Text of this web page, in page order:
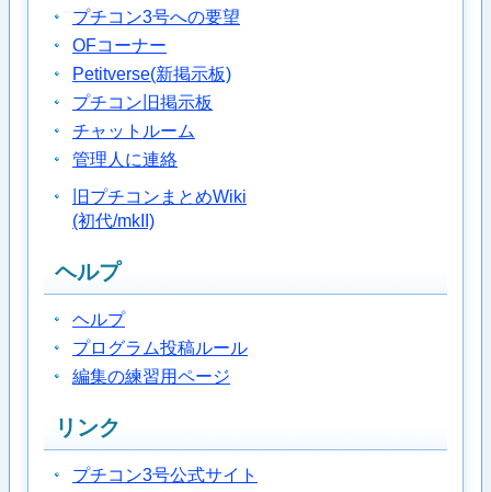
プチコン3号への要望
OFコーナー
Petitverse(新掲示板)
プチコン旧掲示板
チャットルーム
管理人に連絡
旧プチコンまとめWiki
(初代/mkII)
ヘルプ
ヘルプ
プログラム投稿ルール
編集の練習用ページ
リンク
プチコン3号公式サイト